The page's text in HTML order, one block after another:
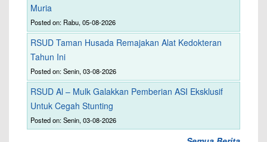
Muria
Posted on: Rabu, 05-08-2026
RSUD Taman Husada Remajakan Alat Kedokteran
Tahun Ini
Posted on: Senin, 03-08-2026
RSUD Al – Mulk Galakkan Pemberian ASI Eksklusif
Untuk Cegah Stunting
Posted on: Senin, 03-08-2026